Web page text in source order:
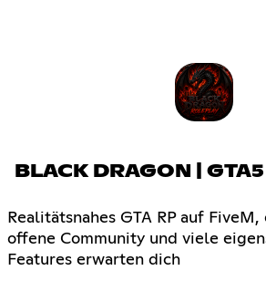
BLACK DRAGON |
Realitätsnahes GTA RP auf
offene Community und viele
Features erwarten dich